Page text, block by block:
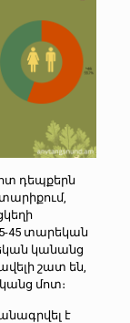
դեպքերն
45 տարեկան
կանանց
շատ են,
մոտ։
է